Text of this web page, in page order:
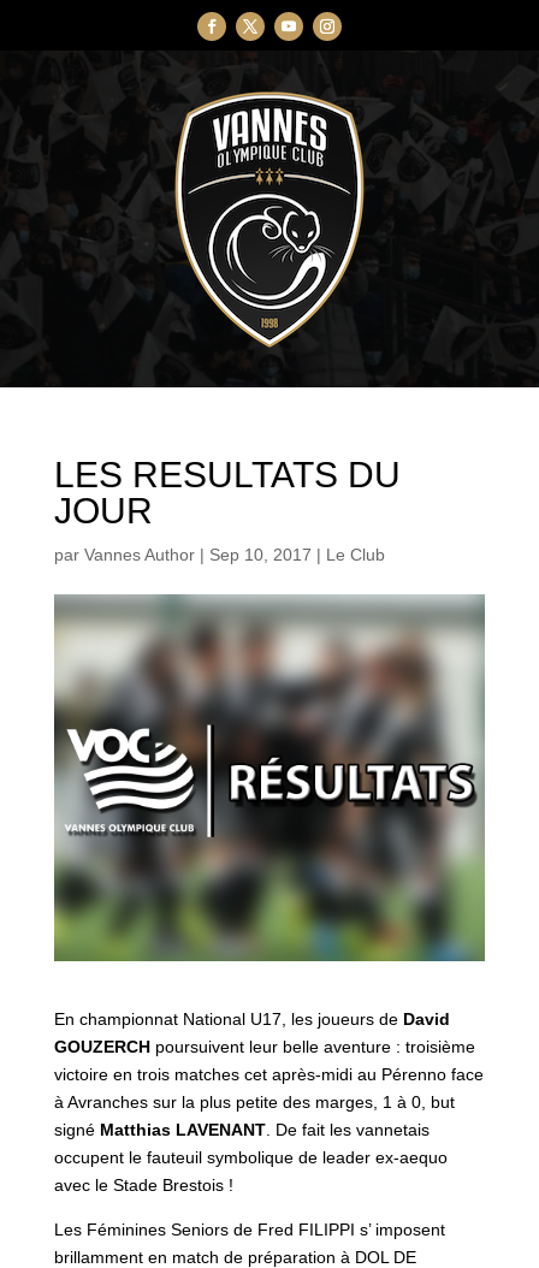
LES RESULTATS DU
JOUR
par Vannes Author| Sep 10, 2017 | Le Club
En championnat National U17, les joueurs de David
GOUZERCHpoursuivent leur belle aventure : troisième
victoire en trois matches cet après-midi au Pérenno face
à Avranches sur la plus petite des marges, 1 à 0, but
signé Matthias LAVENANT. De fait les vannetais
occupent le fauteuil symbolique de leader ex-aequo
avec le Stade Brestois !
Les Féminines Seniors de Fred FILIPPI s’ imposent
brillamment en match de préparation à DOL DE